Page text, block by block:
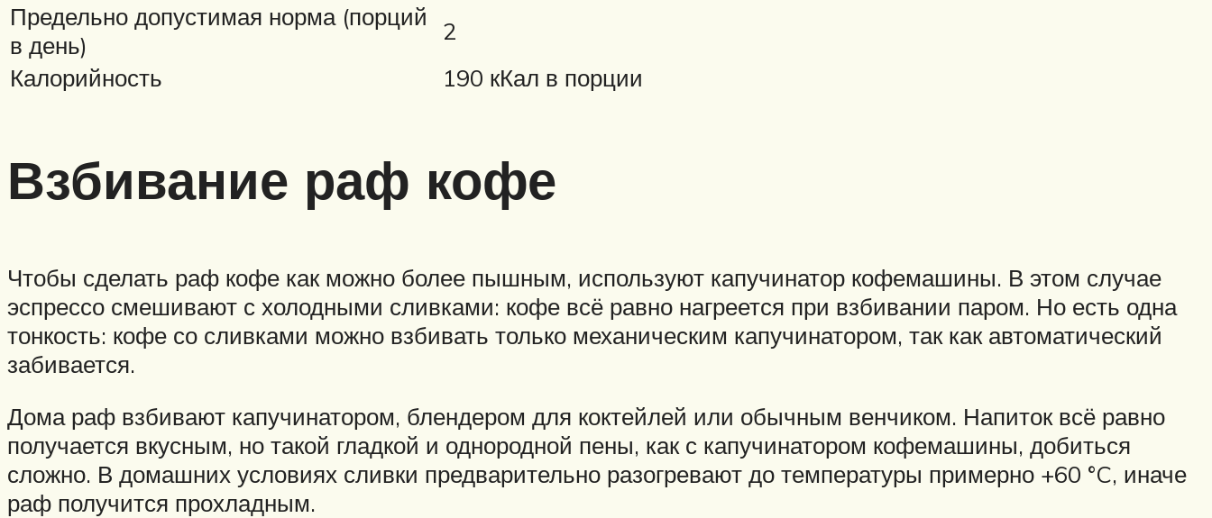
Предельно допустимая норма (порций
в день)
2
Калорийность
190 кКал в порции
Взбивание раф кофе
Чтобы сделать раф кофе как можно более пышным, используют капучинатор кофемашины. В этом случае
эспрессо смешивают с холодными сливками: кофе всё равно нагреется при взбивании паром. Но есть одна
тонкость: кофе со сливками можно взбивать только механическим капучинатором, так как автоматический
забивается.
Дома раф взбивают капучинатором, блендером для коктейлей или обычным венчиком. Напиток всё равно
получается вкусным, но такой гладкой и однородной пены, как с капучинатором кофемашины, добиться
сложно. В домашних условиях сливки предварительно разогревают до температуры примерно +60 °C, иначе
раф получится прохладным.